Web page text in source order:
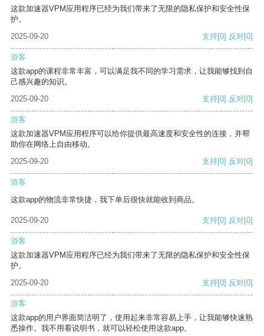
这款加速器VPM应用程序已经为我们带来了无限的隐私保护和安全性保
护。
2025-09-20
支持[0] 反对[0]
游客
这款app的课程非常丰富，可以满足我不同的学习需求，让我能够找到自
己感兴趣的知识。
2025-09-20
支持[0] 反对[0]
游客
这款加速器VPM应用程序可以给你提供最高速度和安全性的连接，并帮
助你在网络上自由移动。
2025-09-20
支持[0] 反对[0]
游客
这款app的物流非常快捷，我下单后很快就能收到商品。
2025-09-20 支持[0] 反对[0]
游客
这款加速器VPM应用程序已经为我们带来了无限的隐私保护和安全性保
护。
2025-09-20
支持[0] 反对[0]
游客
这款app的用户界面简洁明了，使用起来非常容易上手，让我能够快速熟
悉操作。我不用看说明书，就可以轻松使用这款app。